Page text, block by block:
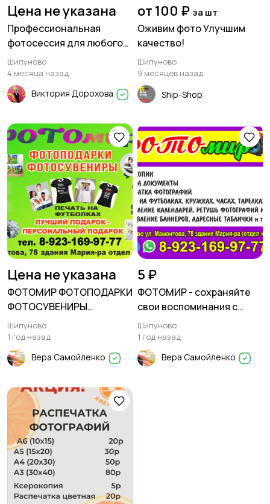
Цена не указана
Профессиональная
фотосессия для любого
случая
Шипуново
4 месяца назад
Виктория Дорохова
от 100 ₽ за шт
Оживим фото Улучшим
качество!
Шипуново
9 месяцев назад
Ship-Shop
Цена не указана
ФОТОМИР ФОТОПОДАРКИ
ФОТОСУВЕНИРЫ
ФОТОПЕЧАТЬ
Шипуново
1 год назад
Вера Самойленко
5 ₽
ФОТОМИР - сохраняйте
свои воспоминания с
нами!
Шипуново
1 год назад
Вера Самойленко